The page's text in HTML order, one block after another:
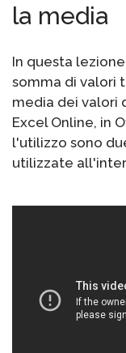
la media
In questa
somma di valori
media dei valori
Excel Online, in
l'utilizzo sono
utilizzate